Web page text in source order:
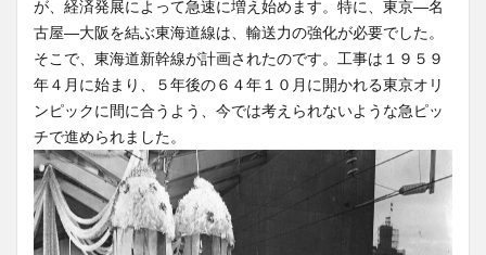
が、経済発展によって急速に増え始めます。特に、東京―名
古屋―大阪を結ぶ東海道線は、輸送力の強化が必要でした。
そこで、東海道新幹線が計画されたのです。工事は１９５９
年４月に始まり、５年後の６４年１０月に開かれる東京オリ
ンピックに間に合うよう、今では考えられないような急ピッ
チで進められました。